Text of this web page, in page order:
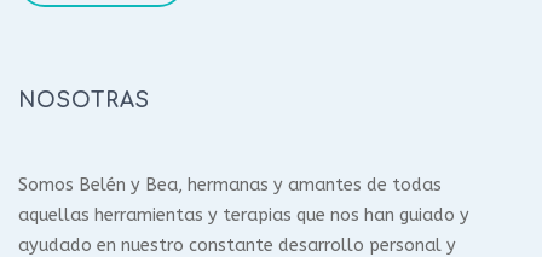
NOSOTRAS
Somos Belén y Bea, hermanas y amantes de todas
aquellas herramientas y terapias que nos han guiado y
ayudado en nuestro constante desarrollo personal y